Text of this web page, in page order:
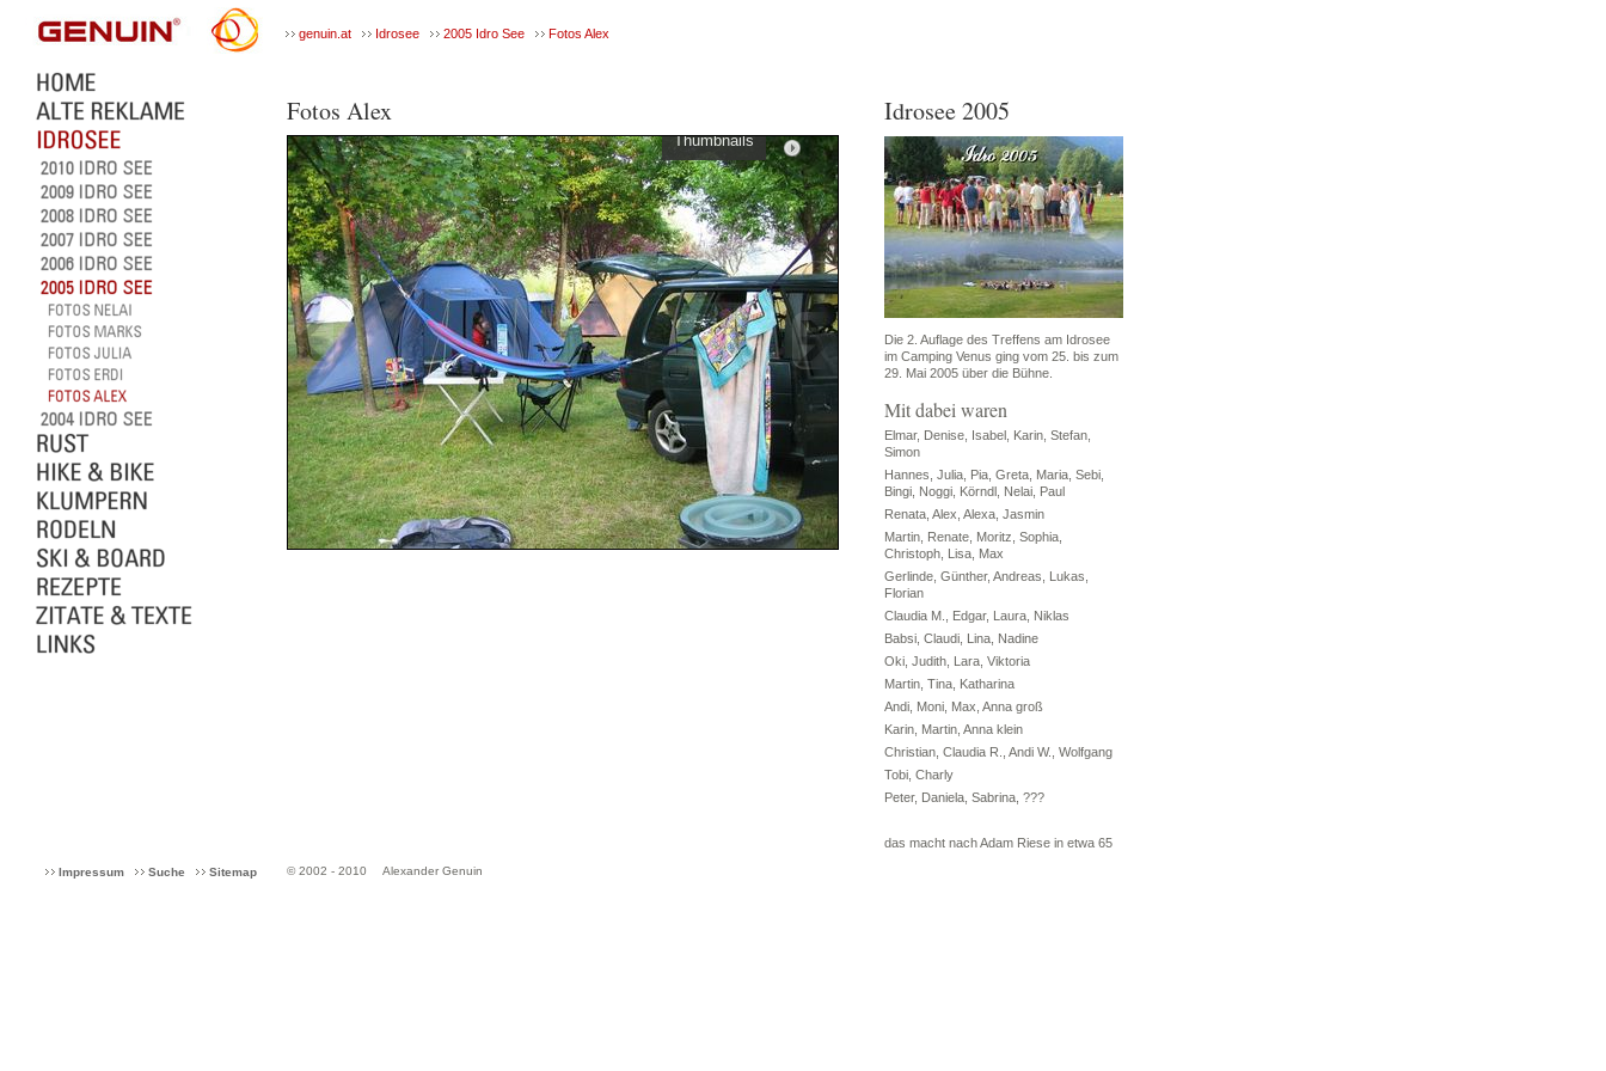
genuin.at Idrosee 2005 Idro See Fotos Alex
Fotos Alex
Thumbnails
Idrosee 2005
Die 2. Auflage des Treffens am Idrosee
im Camping Venus ging vom 25. bis zum
29. Mai 2005 über die Bühne.
Mit dabei waren
Elmar, Denise, Isabel, Karin, Stefan,
Simon
Hannes, Julia, Pia, Greta, Maria, Sebi,
Bingi, Noggi, Körndl, Nelai, Paul
Renata, Alex, Alexa, Jasmin
Martin, Renate, Moritz, Sophia,
Christoph, Lisa, Max
Gerlinde, Günther, Andreas, Lukas,
Florian
Claudia M., Edgar, Laura, Niklas
Babsi, Claudi, Lina, Nadine
Oki, Judith, Lara, Viktoria
Martin, Tina, Katharina
Andi, Moni, Max, Anna groß
Karin, Martin, Anna klein
Christian, Claudia R., Andi W., Wolfgang
Tobi, Charly
Peter, Daniela, Sabrina, ???
das macht nach Adam Riese in etwa 65
Impressum Suche Sitemap © 2002 - 2010 Alexander Genuin